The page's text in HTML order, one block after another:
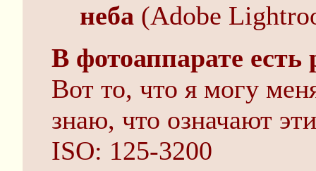
неба (Adobe
В фотоаппарате
Вот то, что я могу
знаю, что означают
ISO: 125-3200